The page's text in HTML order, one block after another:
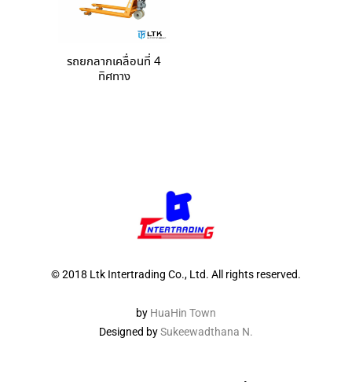
รถยกลากเคลื่อนที่ 4
ทิศทาง
© 2018 Ltk Intertrading Co., Ltd. All rights reserved.
by HuaHin Town
Designed bySukeewadthana N.